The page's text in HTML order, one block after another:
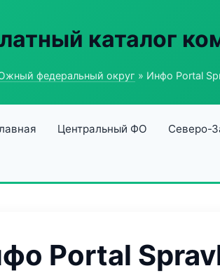
каталог
федеральный округ » Инфо Portal
Центральный ФО Северо-
Portal